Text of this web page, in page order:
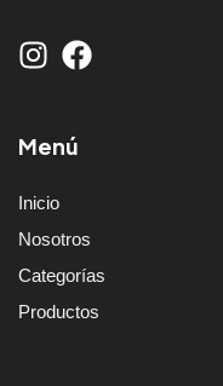
Menú
Inicio
Nosotros
Categorías
Productos